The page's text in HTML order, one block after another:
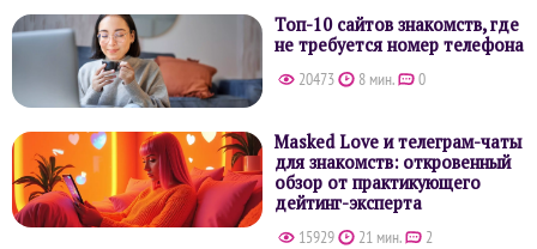
Топ-10 сайтов знакомств, где
не требуется номер телефона
20473 8 мин. 0
Masked Love и телеграм-чаты
для знакомств: откровенный
обзор от практикующего
дейтинг-эксперта
15929 21 мин. 2